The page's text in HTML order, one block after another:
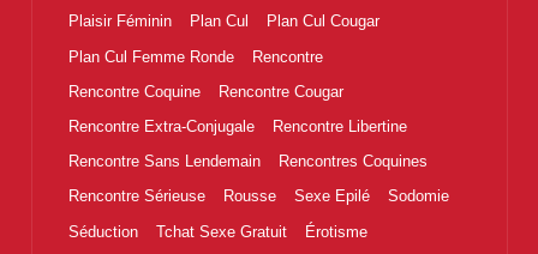
Plaisir Féminin
Plan Cul
Plan Cul Cougar
Plan Cul Femme Ronde
Rencontre
Rencontre Coquine
Rencontre Cougar
Rencontre Extra-Conjugale
Rencontre Libertine
Rencontre Sans Lendemain
Rencontres Coquines
Rencontre Sérieuse
Rousse Sexe Epilé
Sodomie
Séduction
Tchat Sexe Gratuit Érotisme